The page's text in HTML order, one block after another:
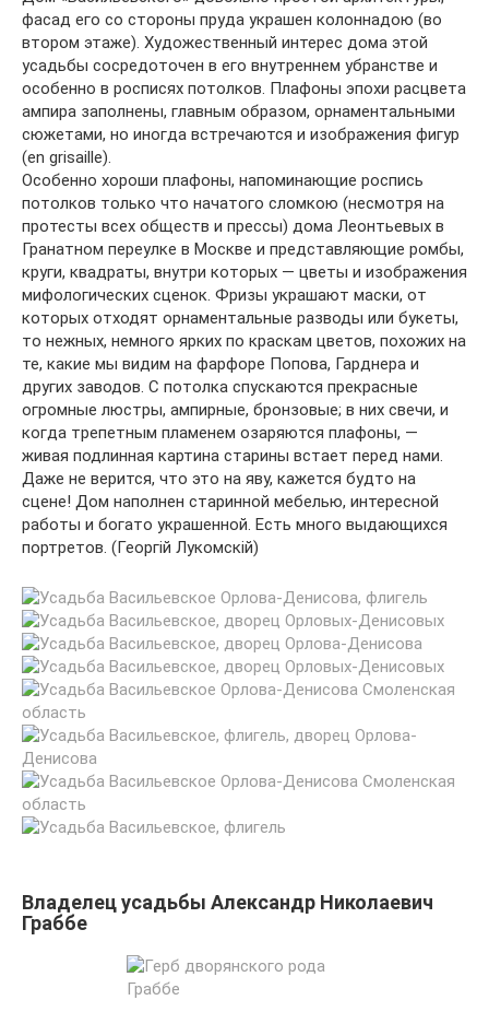
фасад его со стороны пруда украшен колоннадою (во
втором этаже). Художественный интерес дома этой
усадьбы сосредоточен в его внутреннем убранстве и
особенно в росписях потолков. Плафоны эпохи расцвета
ампира заполнены, главным образом, орнаментальными
сюжетами, но иногда встречаются и изображения фигур
(en grisaille).
Особенно хороши плафоны, напоминающие роспись
потолков только что начатого сломкою (несмотря на
протесты всех обществ и прессы) дома Леонтьевых в
Гранатном переулке в Москве и представляющие ромбы,
круги, квадраты, внутри которых — цветы и изображения
мифологических сценок. Фризы украшают маски, от
которых отходят орнаментальные разводы или букеты,
то нежных, немного ярких по краскам цветов, похожих на
те, какие мы видим на фарфоре Попова, Гарднера и
других заводов. С потолка спускаются прекрасные
огромные люстры, ампирные, бронзовые; в них свечи, и
когда трепетным пламенем озаряются плафоны, —
живая подлинная картина старины встает перед нами.
Даже не верится, что это на яву, кажется будто на
сцене! Дом наполнен старинной мебелью, интересной
работы и богато украшенной. Есть много выдающихся
портретов. (Георгiй Лукомскiй)
Владелец усадьбы Александр Николаевич
Граббе